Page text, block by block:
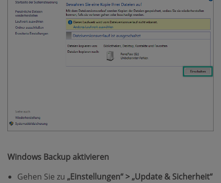
Windows Backup aktivieren
Gehen Sie zu „Einstellungen“ > „Update & Sicherheit“